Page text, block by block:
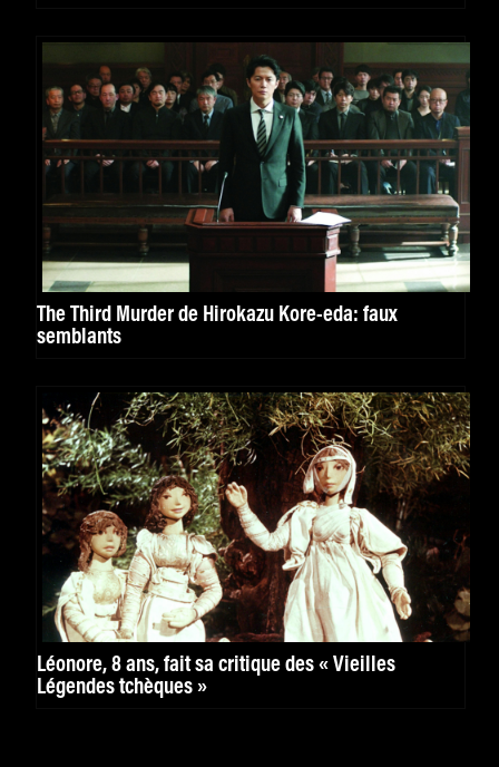
The Third Murder de Hirokazu Kore-eda: faux
semblants
Léonore, 8 ans, fait sa critique des « Vieilles
Légendes tchèques »